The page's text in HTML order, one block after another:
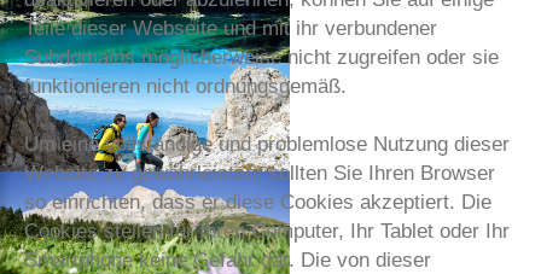
Teile dieser Webseite und mit ihr verbundener
Subdomains möglicherweise nicht zugreifen oder sie
funktionieren nicht ordnungsgemäß.
Um eine vollständige und problemlose Nutzung dieser
Website zu gewährleisten, sollten Sie Ihren Browser
so einrichten, dass er diese Cookies akzeptiert. Die
Cookies stellen für Ihren Computer, Ihr Tablet oder Ihr
Smartphone keine Gefahr dar. Die von dieser